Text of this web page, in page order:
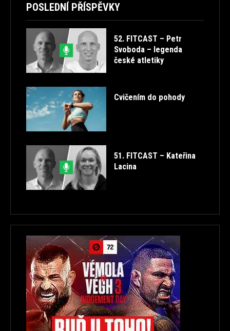
POSLEDNÍ PŘÍSPĚVKY
52. FITCAST – Petr
Svoboda – legenda
české atletiky
Cvičením do pohody
51. FITCAST – Kateřina
Lacina